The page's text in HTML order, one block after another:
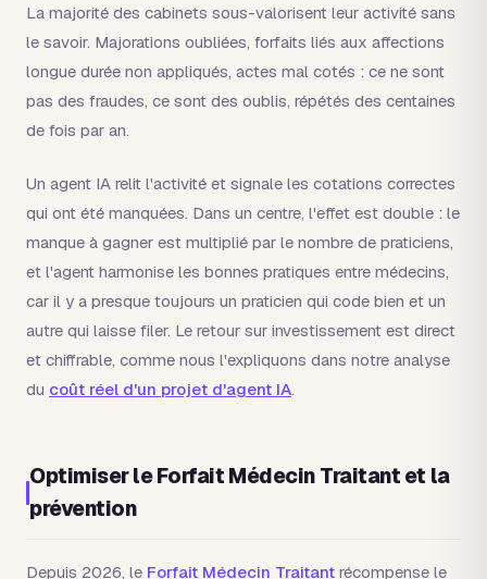
La majorité des cabinets sous-valorisent leur activité sans
le savoir. Majorations oubliées, forfaits liés aux affections
longue durée non appliqués, actes mal cotés : ce ne sont
pas des fraudes, ce sont des oublis, répétés des centaines
de fois par an.
Un agent IA relit l'activité et signale les cotations correctes
qui ont été manquées. Dans un centre, l'effet est double : le
manque à gagner est multiplié par le nombre de praticiens,
et l'agent harmonise les bonnes pratiques entre médecins,
car il y a presque toujours un praticien qui code bien et un
autre qui laisse filer. Le retour sur investissement est direct
et chiffrable, comme nous l'expliquons dans notre analyse
du coût réel d'un projet d'agent IA.
Optimiser le Forfait Médecin Traitant et la
prévention
Depuis 2026, le Forfait Médecin Traitant récompense le